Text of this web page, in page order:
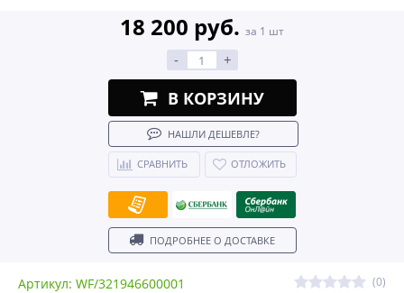
Артикул: WF/321946600001 (0)
18 200 руб. за 1 шт
- +
В КОРЗИНУ
НАШЛИ ДЕШЕВЛЕ?
СРАВНИТЬ ОТЛОЖИТЬ
ПОДРОБНЕЕ О ДОСТАВКЕ